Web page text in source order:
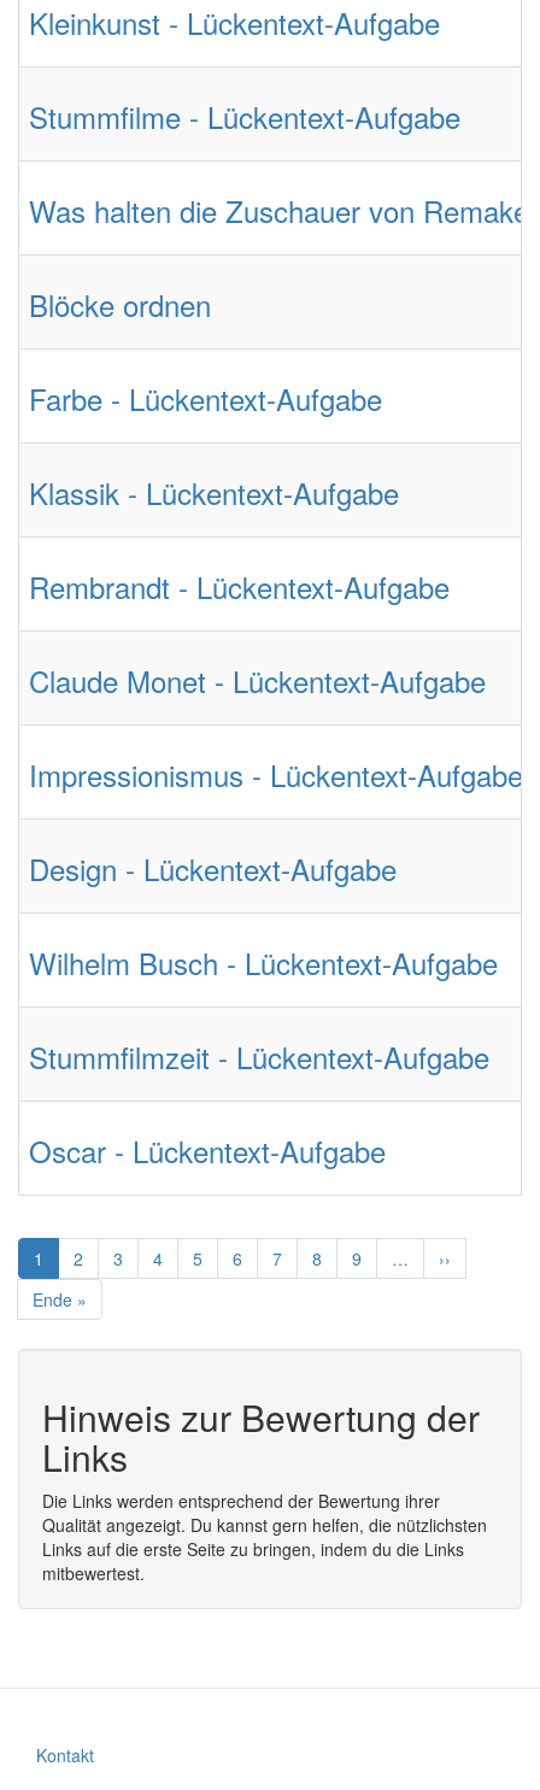
Kleinkunst - Lückentext-Aufgabe
Stummfilme - Lückentext-Aufgabe
Was halten die Zuschauer von
Blöcke ordnen
Farbe - Lückentext-Aufgabe
Klassik - Lückentext-Aufgabe
Rembrandt - Lückentext-Aufgabe
Claude Monet - Lückentext-Aufgabe
Impressionismus - Lückentext-Aufgabe
Design - Lückentext-Aufgabe
Wilhelm Busch - Lückentext-Aufgabe
Stummfilmzeit - Lückentext-Aufgabe
Oscar - Lückentext-Aufgabe
Seitennummerierung
Aktuelle
Seite
1 Seite
2 Seite
3 Seite
4 Seite
5 Seite
6 Seite
7 Seite
8 Seite
9 …
Nächste
Seite
››
Letzte
Seite
Ende »
Hinweis zur Bewertung der
Links
Die Links werden entsprechend der Bewertung ihrer
Qualität angezeigt. Du kannst gern helfen, die nützlichsten
Links auf die erste Seite zu bringen, indem du die Links
mitbewertest.
Fußzeilenmenü
Kontakt